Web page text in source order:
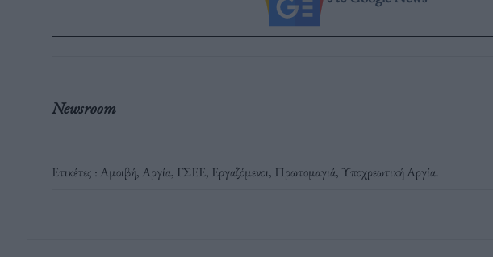
Newsroom
Ετικέτες :Αμοιβή,Αργία, ΓΣΕΕ, Εργαζόμενοι, Πρωτομαγιά, Υποχρεωτική Αργία.